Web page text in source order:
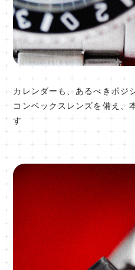
カレンダーも、あるべきポジ
コンベックスレンズを備え、
す